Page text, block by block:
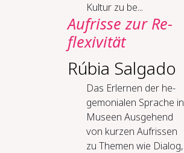
Kultur zu be...
Auf­ris­se zur Re­
fle­xi­vi­tät
Rúbia Salgado
Das Er­ler­nen der he­
ge­mo­nia­len Spra­che in
Mu­se­en Ausgehend
von kurzen Aufrissen
zu Themen wie Dialog,